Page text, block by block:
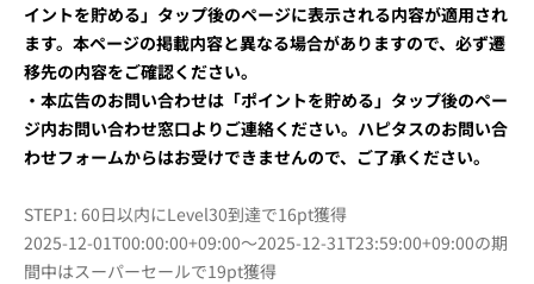
イントを貯める」タップ後のページに表示される内容が適用され
ます。本ページの掲載内容と異なる場合がありますので、必ず遷
移先の内容をご確認ください。
・本広告のお問い合わせは「ポイントを貯める」タップ後のペー
ジ内お問い合わせ窓口よりご連絡ください。ハピタスのお問い合
わせフォームからはお受けできませんので、ご了承ください。
STEP1: 60日以内にLevel30到達で16pt獲得
2025-12-01T00:00:00+09:00〜2025-12-31T23:59:00+09:00の期
間中はスーパーセールで19pt獲得